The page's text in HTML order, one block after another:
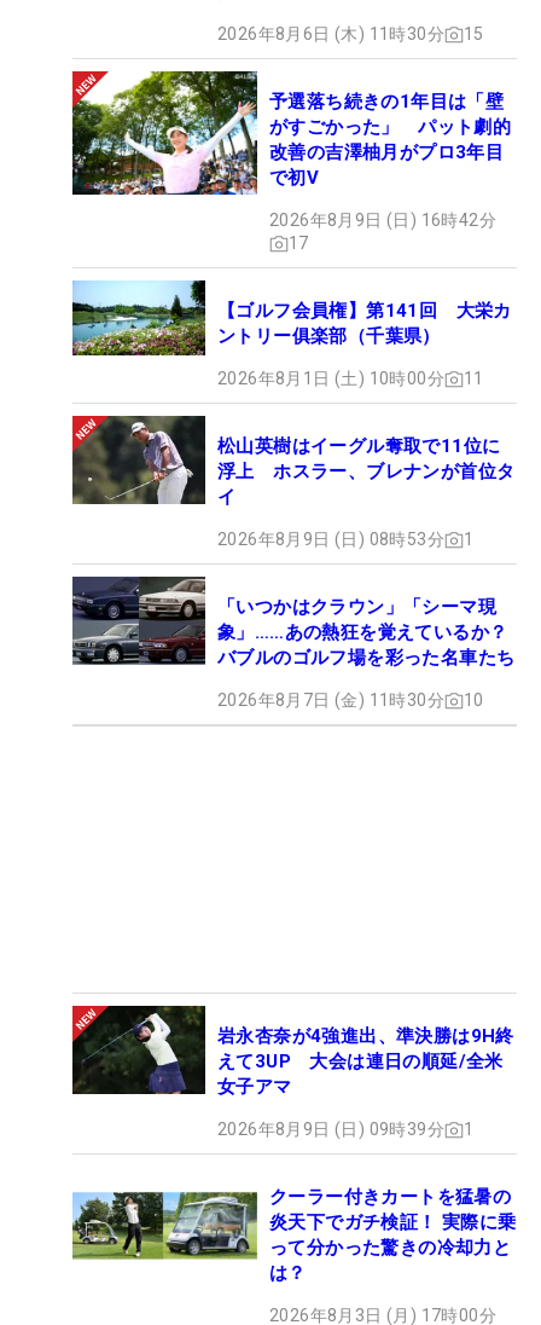
2026年8月6日 (木) 11時30分 15
予選落ち続きの1年目は「壁
がすごかった」 パット劇的
改善の吉澤柚月がプロ3年目
で初V
2026年8月9日 (日) 16時42分
17
【ゴルフ会員権】第141回 大栄カ
ントリー俱楽部（千葉県）
2026年8月1日 (土) 10時00分 11
松山英樹はイーグル奪取で11位に
浮上 ホスラー、ブレナンが首位タ
イ
2026年8月9日 (日) 08時53分 1
「いつかはクラウン」「シーマ現
象」……あの熱狂を覚えているか？
バブルのゴルフ場を彩った名車たち
2026年8月7日 (金) 11時30分 10
岩永杏奈が4強進出、準決勝は9H終
えて3UP 大会は連日の順延/全米
女子アマ
2026年8月9日 (日) 09時39分 1
クーラー付きカートを猛暑の
炎天下でガチ検証！ 実際に乗
って分かった驚きの冷却力と
は？
2026年8月3日 (月) 17時00分